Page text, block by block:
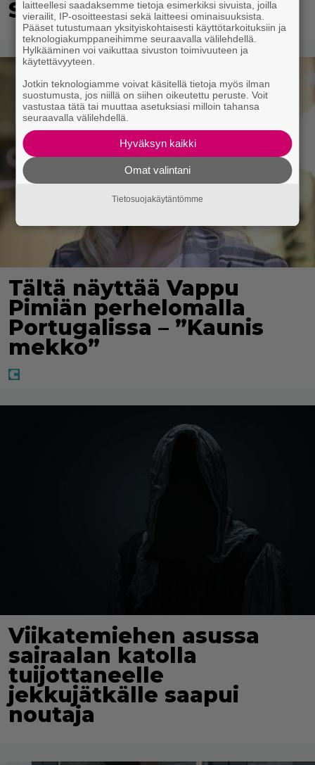
S-marketista
Tältä näyttää Vappu
Pimiän perhelomalla
Portugalissa – ”Kaunis
mekko”
Viikatemiehen asussa
sairaalan katolla
tuijottaneelle
jekkujätkälle saapui
noutaja
laitteellesi saadaksemme tietoja esimerkiksi sivuista, joilla
vierailit, IP-osoitteestasi sekä laitteesi ominaisuuksista.
Pääset tutustumaan yksityiskohtaisesti käyttötarkoituksiin ja
teknologiakumppaneihimme seuraavalla välilehdellä.
Hylkääminen voi vaikuttaa sivuston toimivuuteen ja
käytettävyyteen.
Jotkin teknologiamme voivat käsitellä tietoja myös ilman
suostumusta, jos niillä on siihen oikeutettu peruste. Voit
vastustaa tätä tai muuttaa asetuksiasi milloin tahansa
seuraavalla välilehdellä.
Hyväksyn kaikki
Omat valintani
Tietosuojakäytäntömme